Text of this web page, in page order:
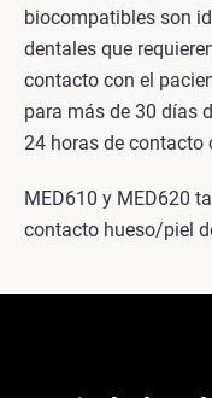
biocompatibles son
dentales que
contacto con el
para más de 30 días
24 horas de contacto
MED610 y MED620
contacto hueso/piel